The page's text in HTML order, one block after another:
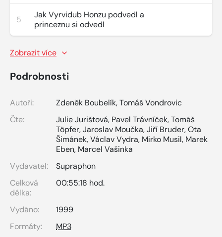
5
Jak Vyrvidub Honzu podvedl a
princeznu si odvedl
Zobrazit více
Podrobnosti
Autoři: Zdeněk Boubelík,Tomáš Vondrovic
Čte:
Julie Jurištová, Pavel Trávníček,Tomáš
Töpfer,Jaroslav Moučka,Jiří Bruder,Ota
Šimánek,Václav Vydra, Mirko Musil, Marek
Eben, Marcel Vašinka
Vydavatel:
Supraphon
Celková
délka:
00:55:18 hod.
Vydáno:
1999
Formáty:
MP3